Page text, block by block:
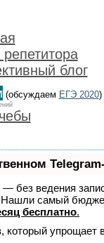
блог
(обсуждаем ЕГЭ 2020)
— без ведения
Нашли самый
бесплатно.
который упрощает